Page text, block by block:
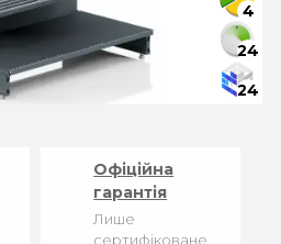
4
24
24
Офіційна
гарантія
Лише
сертифіковане